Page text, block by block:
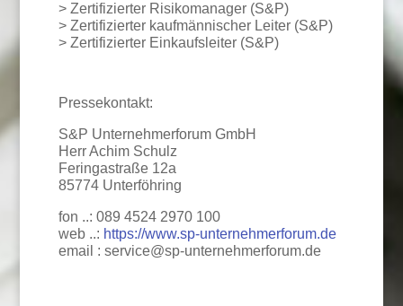
> Zertifizierter Risikomanager (S&P)
> Zertifizierter kaufmännischer Leiter (S&P)
> Zertifizierter Einkaufsleiter (S&P)
Pressekontakt:
S&P Unternehmerforum GmbH
Herr Achim Schulz
Feringastraße 12a
85774 Unterföhring
fon ..: 089 4524 2970 100
web ..: https://www.sp-unternehmerforum.de
email : service@sp-unternehmerforum.de